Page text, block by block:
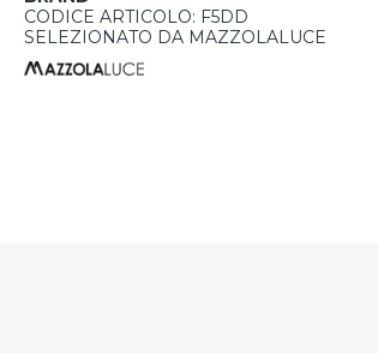
CODICE ARTICOLO: F5DD
SELEZIONATO DA MAZZOLALUCE